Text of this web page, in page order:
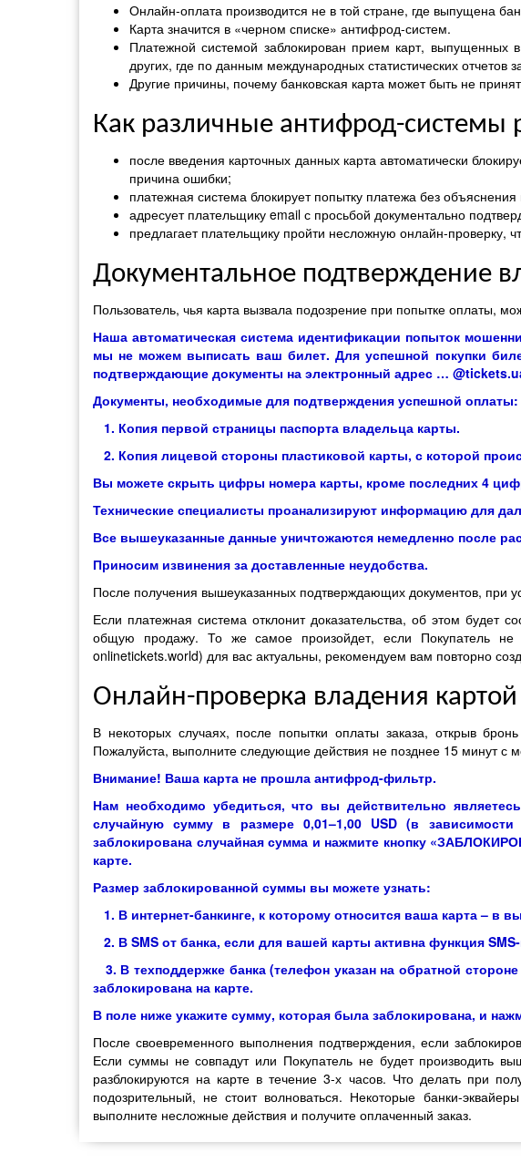
Онлайн-оплата производится не в той стране, где выпущена
Карта значится в «черном списке» антифрод-систем.
Платежной системой заблокирован прием карт,
других, где по данным международных статистических
Другие причины, почему банковская карта может быть не
Как различные антифрод-системы
после введения карточных данных карта автоматически
причина ошибки;
платежная система блокирует попытку платежа без
адресует плательщику email с просьбой документально
предлагает плательщику пройти несложную онлайн-проверку,
Документальное подтверждение
Пользователь, чья карта вызвала подозрение при попытке оплаты,
Наша автоматическая система идентификации попыток
мы не можем выписать ваш билет. Для успешной покупки
подтверждающие документы на электронный адрес …
Документы, необходимые для подтверждения успешной оплаты:
1. Копия первой страницы паспорта владельца карты.
2. Копия лицевой стороны пластиковой карты, с которой
Вы можете скрыть цифры номера карты, кроме последних 4
Технические специалисты проанализируют информацию для
Все вышеуказанные данные уничтожаются немедленно после
Приносим извинения за доставленные неудобства.
После получения вышеуказанных подтверждающих документов, при
Если платежная система отклонит доказательства, об этом будет
общую продажу. То же самое произойдет, если Покупатель
onlinetickets.world) для вас актуальны, рекомендуем вам повторно
Онлайн-проверка владения картой
В некоторых случаях, после попытки оплаты заказа, открыв
Пожалуйста, выполните следующие действия не позднее 15 минут с
Внимание! Ваша карта не прошла антифрод-фильтр.
Нам необходимо убедиться, что вы действительно
случайную сумму в размере 0,01–1,00 USD (в
заблокирована случайная сумма и нажмите кнопку
карте.
Размер заблокированной суммы вы можете узнать:
1. В интернет-банкинге, к которому относится ваша карта – в
2. В SMS от банка, если для вашей карты активна функция
3. В техподдержке банка (телефон указан на обратной
заблокирована на карте.
В поле ниже укажите сумму, которая была заблокирована, и
После своевременного выполнения подтверждения, если
Если суммы не совпадут или Покупатель не будет производить
разблокируются на карте в течение 3-х часов. Что делать при
подозрительный, не стоит волноваться. Некоторые банки-
выполните несложные действия и получите оплаченный заказ.